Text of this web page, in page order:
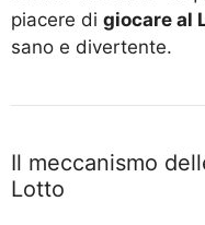
piacere di giocare al
sano e divertente.
Il meccanismo
Lotto